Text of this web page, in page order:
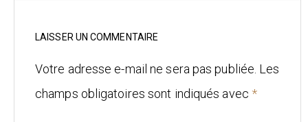
Mariage
Architecture
LAISSER UN COMMENTAIRE
Votre adresse e-mail ne sera pas publiée. Les
champs obligatoires sont indiqués avec *